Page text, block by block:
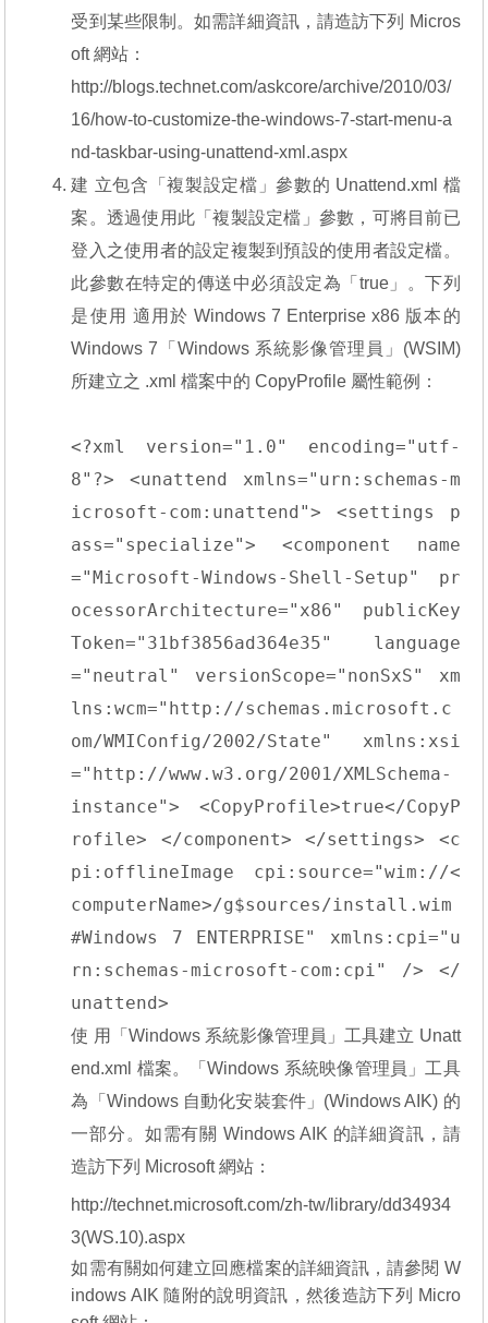
受到某些限制。如需詳細資訊，請造訪下列 Micros
oft 網站：
http://blogs.technet.com/askcore/archive/2010/03/
16/how-to-customize-the-windows-7-start-menu-a
nd-taskbar-using-unattend-xml.aspx
建 立包含「複製設定檔」參數的 Unattend.xml 檔
案。透過使用此「複製設定檔」參數，可將目前已
登入之使用者的設定複製到預設的使用者設定檔。
此參數在特定的傳送中必須設定為「true」。下列
是使用 適用於 Windows 7 Enterprise x86 版本的
Windows 7「Windows 系統影像管理員」(WSIM)
所建立之 .xml 檔案中的 CopyProfile 屬性範例：
<?xml version="1.0" encoding="utf-
8"?> <unattend xmlns="urn:schemas-m
icrosoft-com:unattend"> <settings p
ass="specialize"> <component name
="Microsoft-Windows-Shell-Setup" pr
ocessorArchitecture="x86" publicKey
Token="31bf3856ad364e35" language
="neutral" versionScope="nonSxS" xm
lns:wcm="http://schemas.microsoft.c
om/WMIConfig/2002/State" xmlns:xsi
="http://www.w3.org/2001/XMLSchema-
instance"> <CopyProfile>true</CopyP
rofile> </component> </settings> <c
pi:offlineImage cpi:source="wim://<
computerName>/g$sources/install.wim
#Windows 7 ENTERPRISE" xmlns:cpi="u
rn:schemas-microsoft-com:cpi" /> </
unattend>
使 用「Windows 系統影像管理員」工具建立 Unatt
end.xml 檔案。「Windows 系統映像管理員」工具
為「Windows 自動化安裝套件」(Windows AIK) 的
一部分。如需有關 Windows AIK 的詳細資訊，請
造訪下列 Microsoft 網站：
http://technet.microsoft.com/zh-tw/library/dd34934
3(WS.10).aspx
如需有關如何建立回應檔案的詳細資訊，請參閱 W
indows AIK 隨附的說明資訊，然後造訪下列 Micro